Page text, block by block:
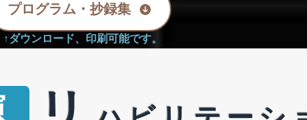
プログラム・抄録集
↑ダウンロード、印刷可能です。